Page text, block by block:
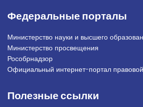
Федеральные порталы
Министерство науки и высшего
Министерство просвещения
Рособрнадзор
Официальный интернет-портал
Полезные ссылки